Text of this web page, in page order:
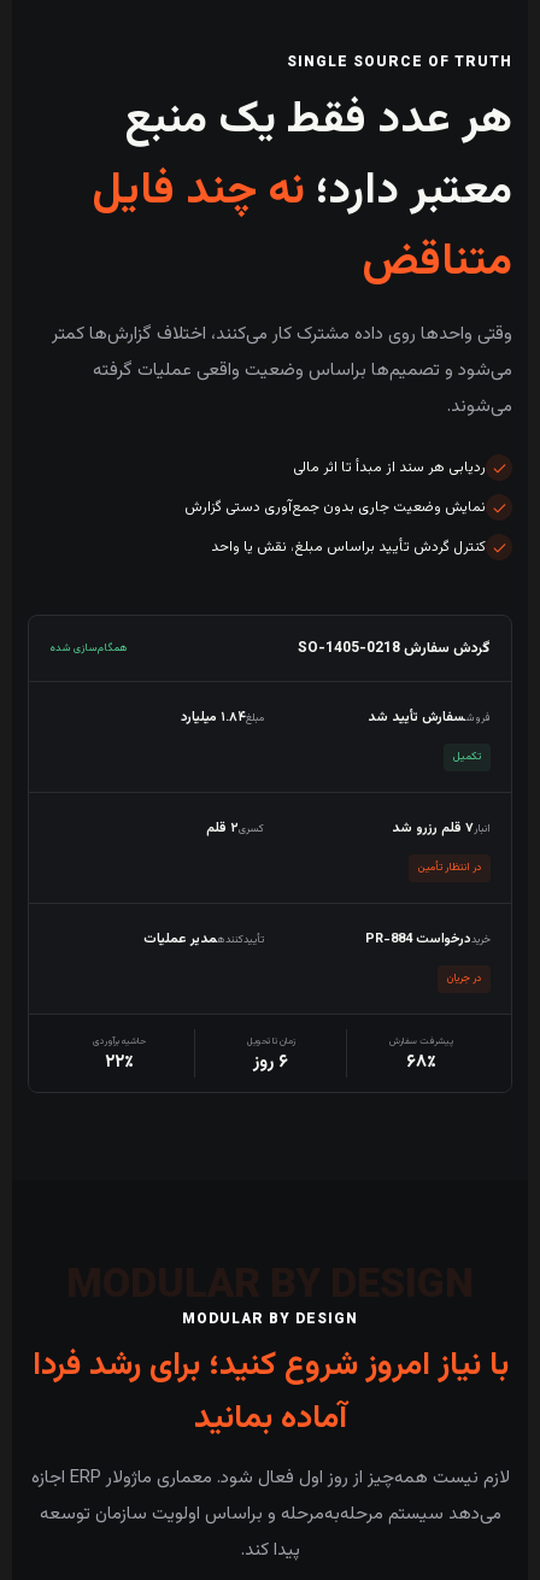
SINGLE SOURCE OF TRUTH
هر عدد فقط یک منبع
معتبر دارد؛ نه چند فایل
متناقض
وقتی واحدها روی داده مشترک کار می‌کنند، اختلاف گزارش‌ها کمتر
می‌شود و تصمیم‌ها براساس وضعیت واقعی عملیات گرفته
می‌شوند.
ردیابی هر سند از مبدأ تا اثر مالی
نمایش وضعیت جاری بدون جمع‌آوری دستی گزارش
کنترل گردش تأیید براساس مبلغ، نقش یا واحد
گردش سفارش SO-1405-0218 همگام‌سازی شده
فروشسفارش تأیید شد مبلغ۱.۸۴ میلیارد
تکمیل
انبار۷ قلم رزرو شد کسری۲ قلم
در انتظار تأمین
خریددرخواست PR-884 تأییدکنندهمدیر عملیات
در جریان
پیشرفت سفارش
۶۸٪
زمان تا تحویل
۶ روز
حاشیه برآوردی
۲۲٪
MODULAR BY DESIGN
با نیاز امروز شروع کنید؛ برای رشد فردا
آماده بمانید
لازم نیست همه‌چیز از روز اول فعال شود. معماری ماژولار ERP اجازه
می‌دهد سیستم مرحله‌به‌مرحله و براساس اولویت سازمان توسعه
پیدا کند.